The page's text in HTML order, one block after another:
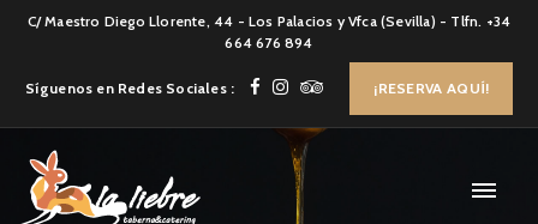
C/ Maestro Diego Llorente, 44 - Los Palacios y Vfca (Sevilla) - Tlfn. +34
664 676 894
Síguenos en Redes Sociales : ¡RESERVA AQUÍ!